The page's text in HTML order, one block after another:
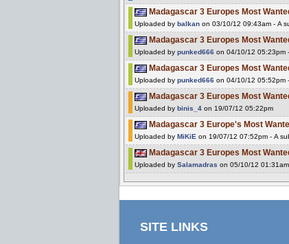
Madagascar 3 Europes Most
Uploaded by balkan on 03/10/12 09:43am - A
Madagascar 3 Europes Most
Uploaded by punked666 on 04/10/12 05:23pm
Madagascar 3 Europes Most
Uploaded by punked666 on 04/10/12 05:52pm
Madagascar 3 Europes Most
Uploaded by binis_4 on 19/07/12 05:22pm
Madagascar 3 Europe's Most
Uploaded by MiKiE on 19/07/12 07:52pm - A
Madagascar 3 Europes Most
Uploaded by Salamadras on 05/10/12 01:31am
SITE LINKS